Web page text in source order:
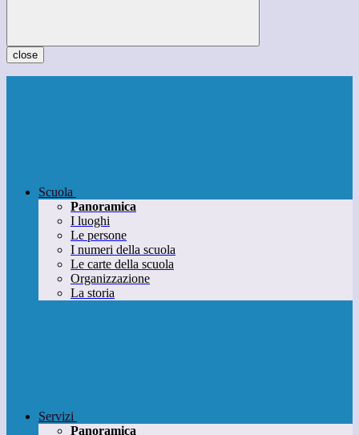
close
Scuola
Panoramica
I luoghi
Le persone
I numeri della scuola
Le carte della scuola
Organizzazione
La storia
Servizi
Panoramica